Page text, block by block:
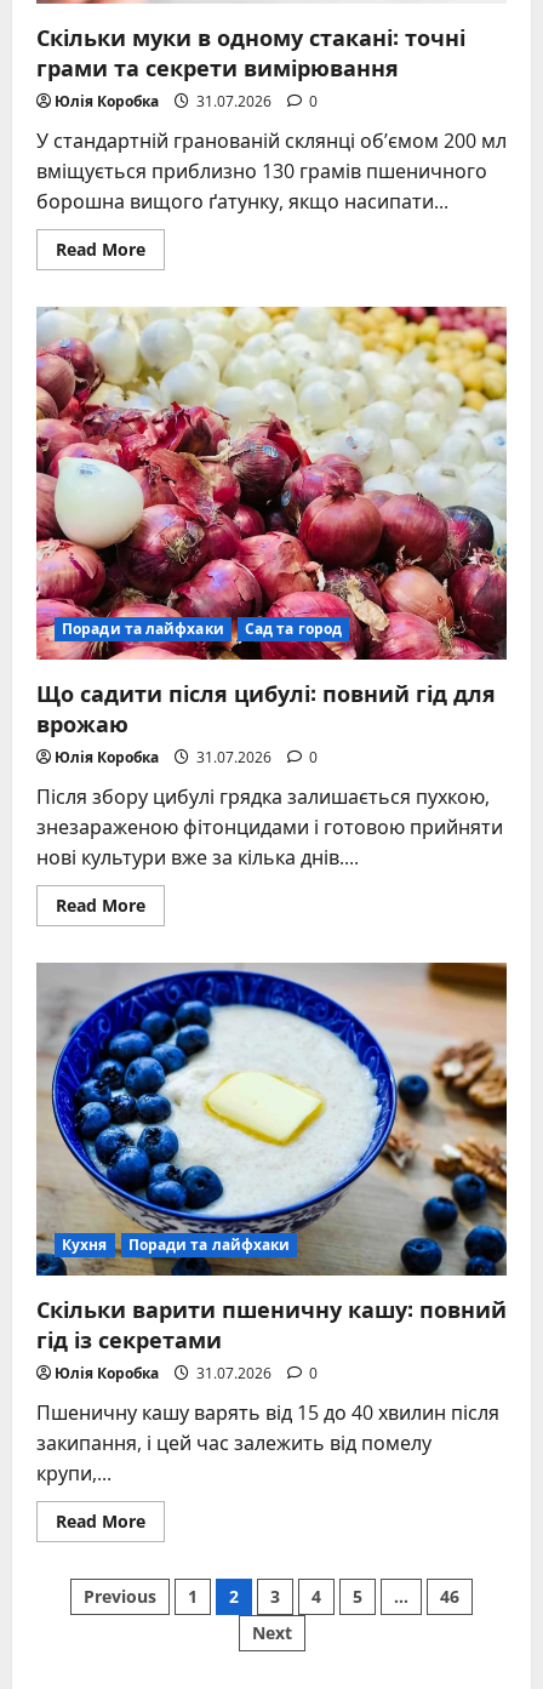
Скільки муки в одному стакані: точні
грами та секрети вимірювання
Юлія Коробка 31.07.2026 0
У стандартній гранованій склянці об’ємом 200 мл
вміщується приблизно 130 грамів пшеничного
борошна вищого ґатунку, якщо насипати...
Read MoreRead
more
муки
в
одному
стакані:
точні
грами
та
секрети
вимірювання
Поради та лайфхаки Сад та город
Що садити після цибулі: повний гід для
врожаю
Юлія Коробка 31.07.2026 0
Після збору цибулі грядка залишається пухкою,
знезараженою фітонцидами і готовою прийняти
нові культури вже за кілька днів....
Read MoreRead
more
садити
після
цибулі:
повний
гід
для
врожаю
Кухня Поради та лайфхаки
Скільки варити пшеничну кашу: повний
гід із секретами
Юлія Коробка 31.07.2026 0
Пшеничну кашу варять від 15 до 40 хвилин після
закипання, і цей час залежить від помелу
крупи,...
Read MoreRead
more
варити
пшеничну
кашу:
Posts
Previous 1 2 3 4 5 …
46
Next